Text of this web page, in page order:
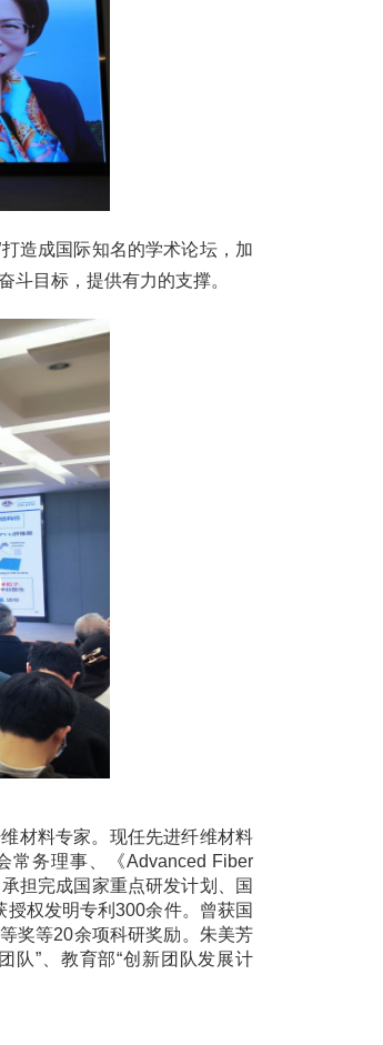
造成国际知名的学术论坛，加
斗目标，提供有力的支撑。
材料专家。现任先进纤维材料
务理事、《Advanced Fiber
担完成国家重点研发计划、国
权发明专利300余件。曾获国
奖等20余项科研奖励。朱美芳
队”、教育部“创新团队发展计